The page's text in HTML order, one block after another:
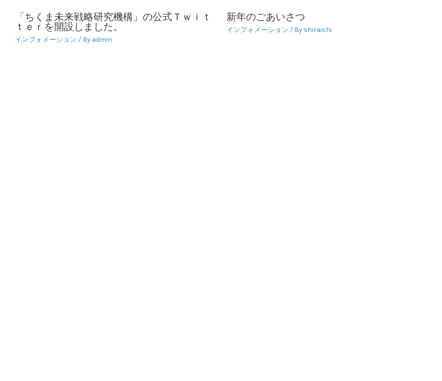
シ
ョ
「ちくま未来戦略研究機構」の公式Ｔｗｉｔ
ｔｅｒを開設しました。
インフォメーション / By admin
新年のごあいさつ
インフォメーション / By shiraishi